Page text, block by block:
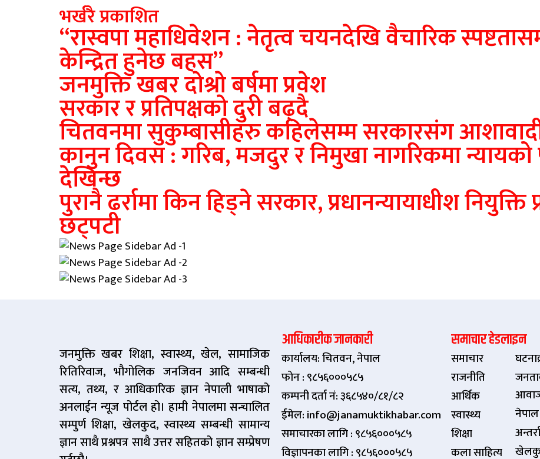
भर्खरै प्रकाशित
“रास्वपा महाधिवेशन : नेतृत्व चयनदेखि वैचारिक
केन्द्रित हुनेछ बहस”
जनमुक्ति खबर दाेश्राे बर्षमा प्रवेश
सरकार र प्रतिपक्षकाे दुरी बढ्दै
चितवनमा सुकुम्बासीहरु कहिलेसम्म सरकारसंग
कानुन दिवस : गरिब, मजदुर र निमुखा नागरिकमा
देखिन्छ
पुरानै ढर्रामा किन हिड्ने सरकार, प्रधानन्यायाधीश
छट्पटी
जनमुक्ति खबर शिक्षा, स्वास्थ्य, खेल, सामाजिक
रितिरिवाज, भौगोलिक जनजिवन आदि सम्बन्धी
सत्य, तथ्य, र आधिकारिक ज्ञान नेपाली भाषाको
अनलाईन न्यूज पोर्टल हो। हामी नेपालमा सन्चालित
सम्पुर्ण शिक्षा, खेलकुद, स्वास्थ्य सम्बन्धी सामान्य
ज्ञान साथै प्रश्नपत्र साथै उत्तर सहितको ज्ञान सम्प्रेषण
आधिकारीक जानकारी
कार्यालय: चितवन, नेपाल
फोन : ९८५६०००५८५
कम्पनी दर्ता नं: ३६८५४०/८१/८२
ईमेल: info@janamuktikhabar.com
समाचारका लागि : ९८५६०००५८५
विज्ञापनका लागि : ९८५६०००५८५
समाचार हेडलाइन
समाचार
राजनीति
आर्थिक
स्वास्थ्य
शिक्षा
कला साहित्य